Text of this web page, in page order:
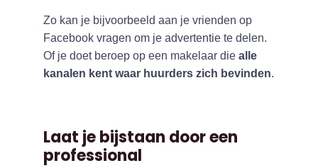
Zo kan je bijvoorbeeld aan je vrienden op
Facebook vragen om je advertentie te delen.
Of je doet beroep op een makelaar die alle
kanalen kent waar huurders zich bevinden.
Laat je bijstaan door een
professional